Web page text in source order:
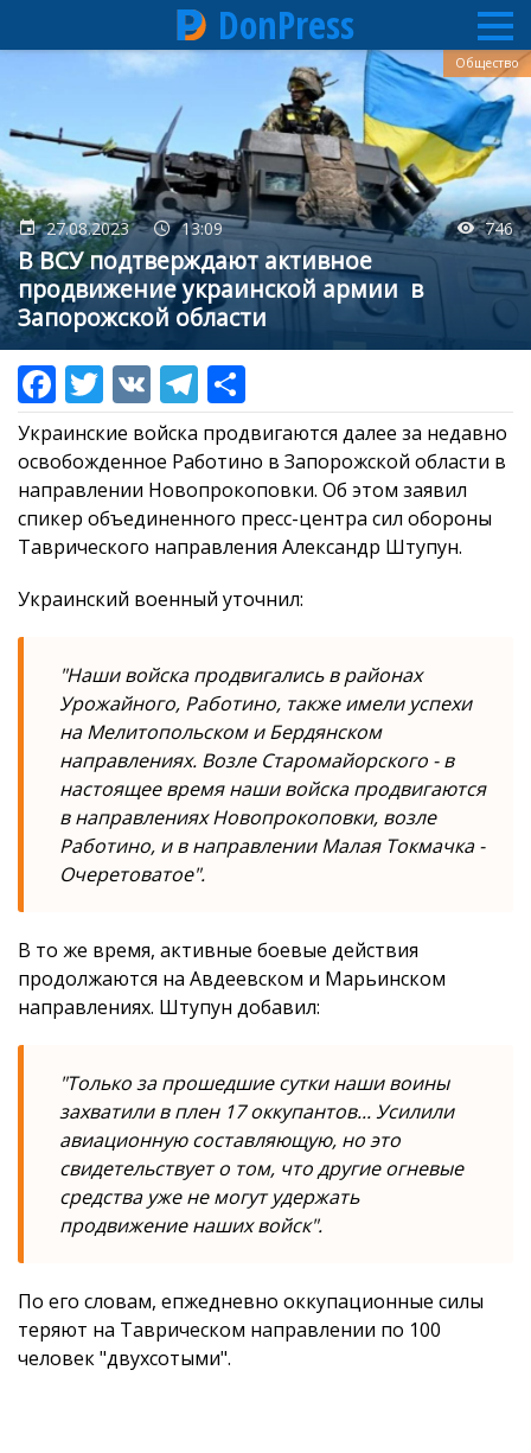
основному
содержанию
DonPress
27.08.2023 13:09 746
В ВСУ подтверждают активное
продвижение украинской армии в
Запорожской области
Общество
Украинские войска продвигаются далее за недавно
освобожденное Работино в Запорожской области в
направлении Новопрокоповки. Об этом заявил
спикер объединенного пресс-центра сил обороны
Таврического направления Александр Штупун.
Украинский военный уточнил:
"Наши войска продвигались в районах
Урожайного, Работино, также имели успехи
на Мелитопольском и Бердянском
направлениях. Возле Старомайорского - в
настоящее время наши войска продвигаются
в направлениях Новопрокоповки, возле
Работино, и в направлении Малая Токмачка -
Очеретоватое".
В то же время, активные боевые действия
продолжаются на Авдеевском и Марьинском
направлениях. Штупун добавил:
"Только за прошедшие сутки наши воины
захватили в плен 17 оккупантов... Усилили
авиационную составляющую, но это
свидетельствует о том, что другие огневые
средства уже не могут удержать
продвижение наших войск".
По его словам, епжедневно оккупационные силы
теряют на Таврическом направлении по 100
человек "двухсотыми".